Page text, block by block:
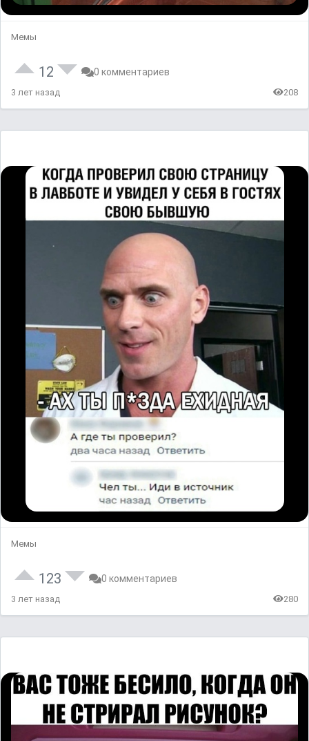
Мемы
12 0 комментариев
3 лет назад 208
Мемы
123 0 комментариев
3 лет назад 280